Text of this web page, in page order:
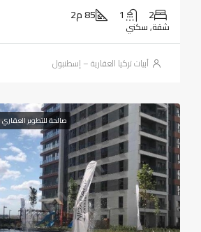
2
1 85 م2
شقة, سكني
أبيات تركيا العقارية – إسطنبول
صالحة للتطوير العقاري